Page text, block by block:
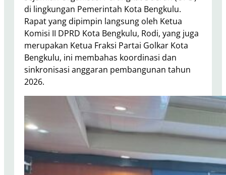
di lingkungan Pemerintah Kota Bengkulu.
Rapat yang dipimpin langsung oleh Ketua
Komisi II DPRD Kota Bengkulu, Rodi, yang juga
merupakan Ketua Fraksi Partai Golkar Kota
Bengkulu, ini membahas koordinasi dan
sinkronisasi anggaran pembangunan tahun
2026.